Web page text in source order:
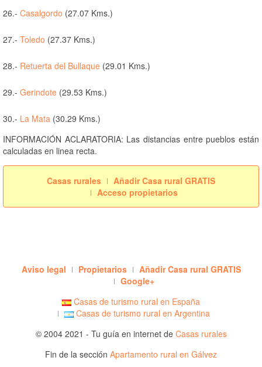
26.- Casalgordo (27.07 Kms.)
27.- Toledo (27.37 Kms.)
28.- Retuerta del Bullaque (29.01 Kms.)
29.- Gerindote (29.53 Kms.)
30.- La Mata (30.29 Kms.)
INFORMACIÓN ACLARATORIA: Las distancias entre pueblos están
calculadas en linea recta.
Casas rurales
Añadir Casa rural GRATIS
Acceso propietarios
Aviso legal Propietarios
Añadir Casa rural GRATIS
Google+
Casas de turismo rural en España
Casas de turismo rural en Argentina
© 2004 2021 - Tu guía en internet de Casas rurales
Fin de la sección Apartamento rural en Gálvez